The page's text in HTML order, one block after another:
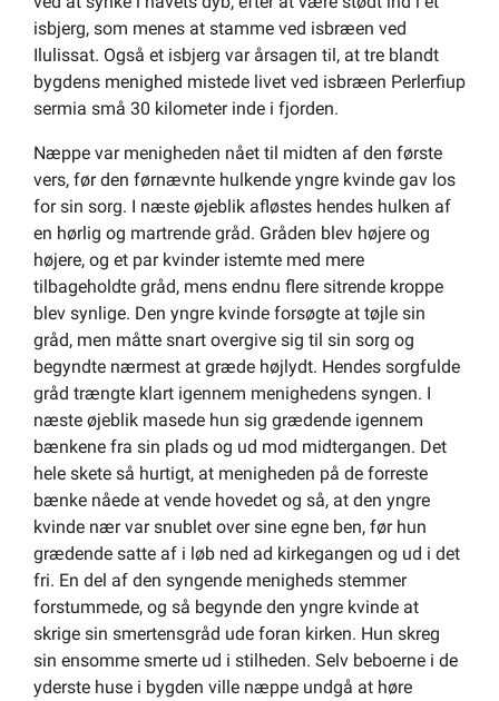
isbjerg, som menes at stamme ved isbræen ved
Ilulissat. Også et isbjerg var årsagen til, at tre blandt
bygdens menighed mistede livet ved isbræen Perlerfiup
sermia små 30 kilometer inde i fjorden.
Næppe var menigheden nået til midten af den første
vers, før den førnævnte hulkende yngre kvinde gav los
for sin sorg. I næste øjeblik afløstes hendes hulken af
en hørlig og martrende gråd. Gråden blev højere og
højere, og et par kvinder istemte med mere
tilbageholdte gråd, mens endnu flere sitrende kroppe
blev synlige. Den yngre kvinde forsøgte at tøjle sin
gråd, men måtte snart overgive sig til sin sorg og
begyndte nærmest at græde højlydt. Hendes sorgfulde
gråd trængte klart igennem menighedens syngen. I
næste øjeblik masede hun sig grædende igennem
bænkene fra sin plads og ud mod midtergangen. Det
hele skete så hurtigt, at menigheden på de forreste
bænke nåede at vende hovedet og så, at den yngre
kvinde nær var snublet over sine egne ben, før hun
grædende satte af i løb ned ad kirkegangen og ud i det
fri. En del af den syngende menigheds stemmer
forstummede, og så begynde den yngre kvinde at
skrige sin smertensgråd ude foran kirken. Hun skreg
sin ensomme smerte ud i stilheden. Selv beboerne i de
yderste huse i bygden ville næppe undgå at høre